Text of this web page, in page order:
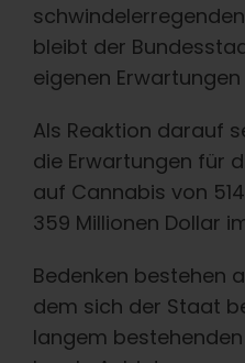
bleibt der
eigenen Erwartungen
Als Reaktion darauf
die Erwartungen für
auf Cannabis von
359 Millionen Dollar
Bedenken bestehen
dem sich der Staat
langem